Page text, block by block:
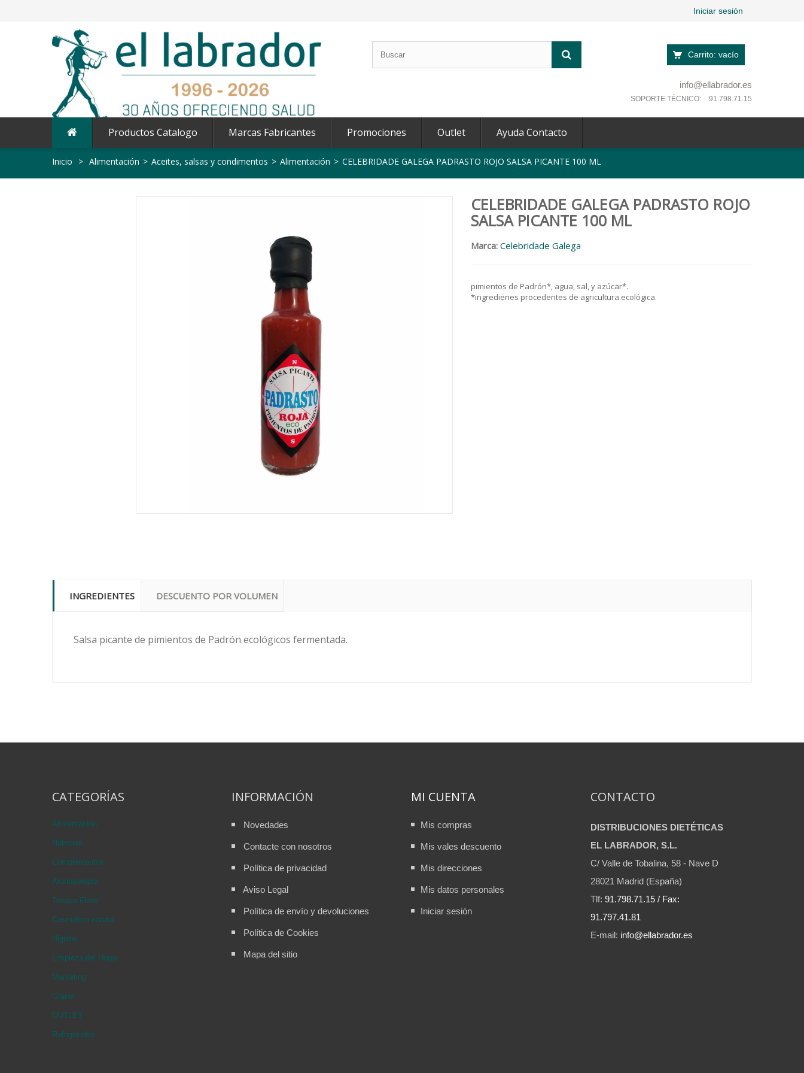
Iniciar sesión
Carrito: vacío
info@ellabrador.es
SOPORTE TÉCNICO: 91.798.71.15
Productos Catalogo Marcas Fabricantes Promociones Outlet Ayuda Contacto
Inicio > Alimentación > Aceites, salsas y condimentos > Alimentación > CELEBRIDADE GALEGA PADRASTO ROJO SALSA PICANTE 100 ML
CELEBRIDADE GALEGA PADRASTO ROJO
SALSA PICANTE 100 ML
Marca: Celebridade Galega
pimientos de Padrón*, agua, sal, y azúcar*.
*ingredienes procedentes de agricultura ecológica.
INGREDIENTES DESCUENTO POR VOLUMEN
Salsa picante de pimientos de Padrón ecológicos fermentada.
CATEGORÍAS
Alimentación
Nutricion
Complementos
Aromaterapia
Terapia Floral
Cosmética natural
Higiene
Limpieza del Hogar
Marketing
Granel
OUTLET
Refrigerados
INFORMACIÓN
Novedades
Contacte con nosotros
Política de privacidad
Aviso Legal
Política de envío y devoluciones
Política de Cookies
Mapa del sitio
MI CUENTA
Mis compras
Mis vales descuento
Mis direcciones
Mis datos personales
Iniciar sesión
CONTACTO
DISTRIBUCIONES DIETÉTICAS
EL LABRADOR, S.L.
C/ Valle de Tobalina, 58 - Nave D
28021 Madrid (España)
Tlf: 91.798.71.15 / Fax:
91.797.41.81
E-mail: info@ellabrador.es